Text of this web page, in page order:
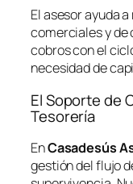
El asesor ayuda
comerciales y de
cobros con el
necesidad de
El Soporte de
Tesorería
EnCasadesús
gestión del flujo